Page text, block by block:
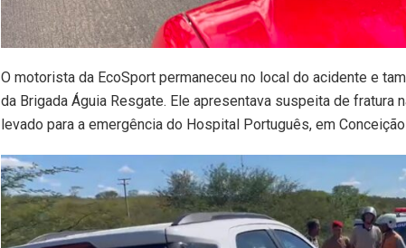
O motorista da EcoSport permaneceu no local do acidente e
da Brigada Águia Resgate. Ele apresentava suspeita de fratura
levado para a emergência do Hospital Português, em